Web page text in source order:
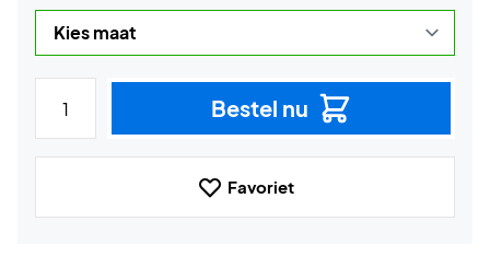
Bestel nu
Favoriet